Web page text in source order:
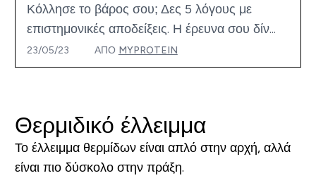
Κόλλησε το βάρος σου; Δες 5 λόγους με
επιστημονικές αποδείξεις. Η έρευνα σου δίν...
23/05/23 ΑΠΌ MYPROTEIN
Θερμιδικό έλλειμμα
Το έλλειμμα θερμίδων είναι απλό στην αρχή, αλλά
είναι πιο δύσκολο στην πράξη.